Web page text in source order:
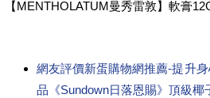
【MENTHOLATUM曼秀雷敦】軟膏
網友評價新蛋購物網推薦-提升
品《Sundown日落恩賜》頂級椰